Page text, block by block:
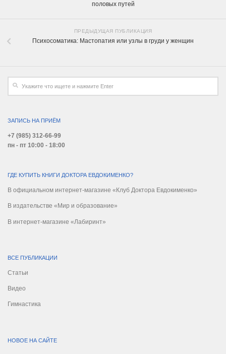
половых путей
ПРЕДЫДУЩАЯ ПУБЛИКАЦИЯ
Психосоматика: Мастопатия или узлы в груди у женщин
ЗАПИСЬ НА ПРИЁМ
+7 (985) 312-66-99
пн - пт 10:00 - 18:00
ГДЕ КУПИТЬ КНИГИ ДОКТОРА ЕВДОКИМЕНКО?
В официальном интернет-магазине «Клуб Доктора Евдокименко»
В издательстве «Мир и образование»
В интернет-магазине «Лабиринт»
ВСЕ ПУБЛИКАЦИИ
Статьи
Видео
Гимнастика
НОВОЕ НА САЙТЕ